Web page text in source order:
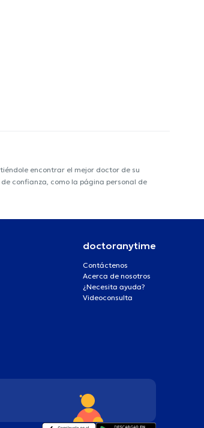
encontrar el mejor doctor de su
confianza, como la página personal de
doctoranytime
Contáctenos
Acerca de nosotros
¿Necesita ayuda?
Videoconsulta